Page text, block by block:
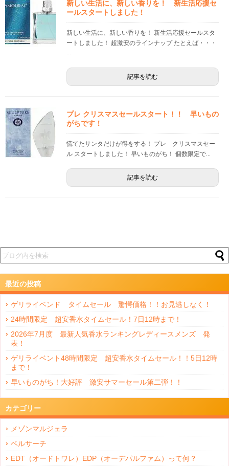
新しい生活に、新しい香りを！ 新生活応援セ
ールスタートしました！
新しい生活に、新しい香りを！ 新生活応援セールスタ
ートしました！ 超激安のラインナップ たとえば・・・
...
記事を読む
プレ クリスマスセールスタート！！ 早いもの
がちです！
慌てたサンタだけが得をする！ プレ クリスマスセー
ル スタートしました！ 早いものがち！ 個数限定で...
記事を読む
最近の投稿
ゲリライベンド タイムセール 驚愕価格！！お見逃しなく！
24時間限定 超安香水タイムセール！7日12時まで！
2026年7月度 最新人気香水ランキングレディースメンズ 発
表！
ゲリライベント48時間限定 超安香水タイムセール！！5日12時
まで！
早いものがち！大好評 激安サマーセール第二弾！！
カテゴリー
メゾンマルジェラ
ベルサーチ
EDT（オードトワレ）EDP（オーデパルファム）って何？